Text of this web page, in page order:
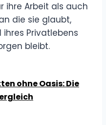
ihre Arbeit als auch
die sie glaubt,
Privatlebens
bleibt.
ohne Oasis: Die